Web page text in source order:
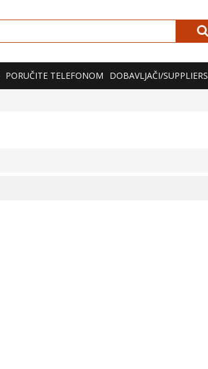
PORUČITE TELEFONOM DOBAVLJAČI/SUPPLIERS